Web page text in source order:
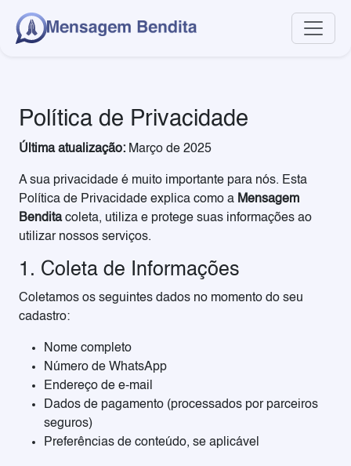
Política de Privacidade
Última atualização: Março de 2025
A sua privacidade é muito importante para nós. Esta
Política de Privacidade explica como a Mensagem
Benditacoleta, utiliza e protege suas informações ao
utilizar nossos serviços.
1. Coleta de Informações
Coletamos os seguintes dados no momento do seu
cadastro:
Nome completo
Número de WhatsApp
Endereço de e-mail
Dados de pagamento (processados por parceiros
seguros)
Preferências de conteúdo, se aplicável